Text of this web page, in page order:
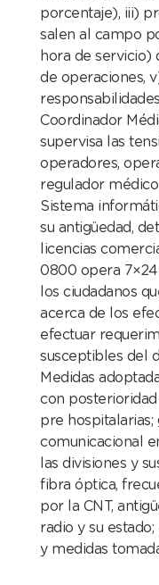
porcentaje), iii)
salen al campo
hora de servicio)
de operaciones,
Coordinador
supervisa las
operadores,
regulador
Sistema
su antigüedad,
licencias
0800 opera 7×24
los ciudadanos
acerca de los
efectuar
susceptibles del
Medidas
con
pre hospitalarias;
comunicacional
las divisiones y
fibra óptica,
por la CNT,
radio y su
y medidas